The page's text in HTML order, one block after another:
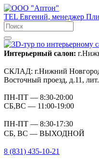
TEL Евгений, менеджер
Интерьерный салон:
СКЛАД: г.Нижний
Восточный проезд, д.11,
ПН-ПТ — 8:30-20:00
СБ,ВС — 11:00-19:00
ПН-ПТ — 8:30-17:30
СБ, ВС — ВЫХОДНОЙ
8 (831) 435-10-21